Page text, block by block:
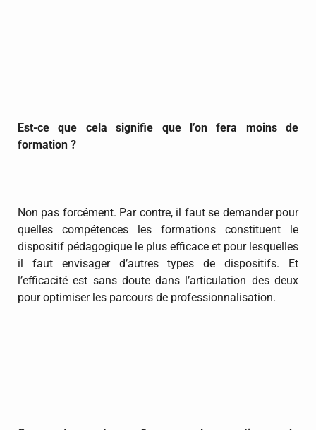
Est-ce que cela signifie que l’on fera moins de
formation ?
Non pas forcément. Par contre, il faut se demander pour
quelles compétences les formations constituent le
dispositif pédagogique le plus efficace et pour lesquelles
il faut envisager d’autres types de dispositifs. Et
l’efficacité est sans doute dans l’articulation des deux
pour optimiser les parcours de professionnalisation.